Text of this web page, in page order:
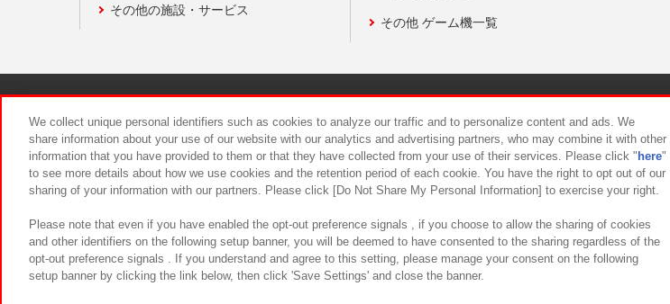
その他の施設・サービス
その他 ゲーム機一覧
食品のご提供について カスタマーハラスメント対応方針
We collect unique personal identifiers such as cookies to analyze our traffic and to personalize content and ads. We
share information about your use of our website with our analytics and advertising partners, who may combine it with other
information that you have provided to them or that they have collected from your use of their services. Please click " here"
to see more details about how we use cookies and the retention period of each cookie. You have the right to opt out of our
sharing of your information with our partners. Please click [Do Not Share My Personal Information] to exercise your right.
Please note that even if you have enabled the opt-out preference signals , if you choose to allow the sharing of cookies
and other identifiers on the following setup banner, you will be deemed to have consented to the sharing regardless of the
opt-out preference signals . If you understand and agree to this setting, please manage your consent on the following
setup banner by clicking the link below, then click 'Save Settings' and close the banner.